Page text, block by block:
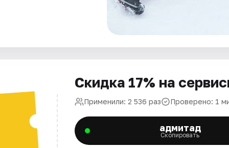
Скидка 17% на
Применили: 2 536 раз Проверено: 1
адмитад
Скопировать